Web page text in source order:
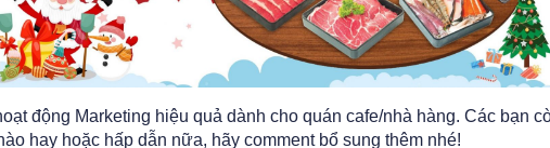
động Marketing hiệu quả dành cho quán cafe/nhà hàng. Các bạn
hay hoặc hấp dẫn nữa, hãy comment bổ sung thêm nhé!